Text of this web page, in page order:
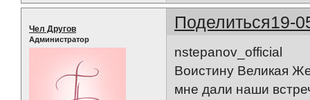
Поделиться19-
Чел Другов
Администратор
nstepanov_official
Воистину Великая
мне дали наши